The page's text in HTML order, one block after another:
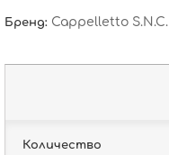
Бренд: Cappelletto S.N.C.
Количество